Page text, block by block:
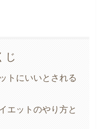
じ
トにいいとされる
エットのやり方と